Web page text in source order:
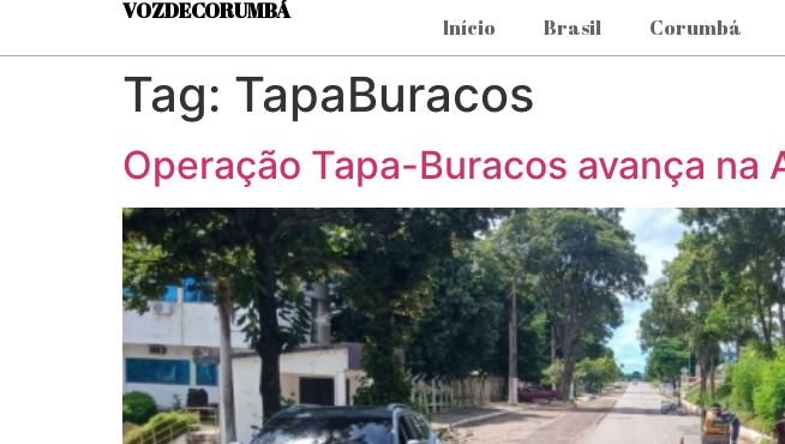
VOZDECORUMBÁ
Início Brasil Corumbá
Tag: TapaBuracos
Operação Tapa-Buracos avança na